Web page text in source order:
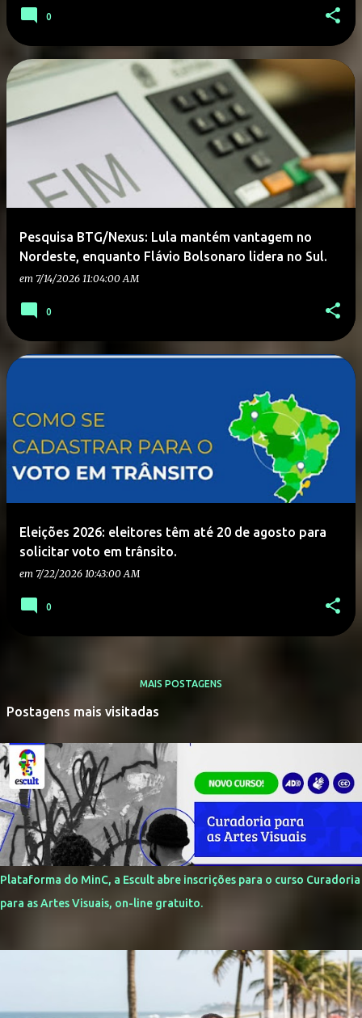
0
Pesquisa BTG/Nexus: Lula mantém vantagem no
Nordeste, enquanto Flávio Bolsonaro lidera no Sul.
em 7/14/2026 11:04:00 AM
0
Eleições 2026: eleitores têm até 20 de agosto para
solicitar voto em trânsito.
em 7/22/2026 10:43:00 AM
0
MAIS POSTAGENS
Postagens mais visitadas
Plataforma do MinC, a Escult abre inscrições para o curso Curadoria
para as Artes Visuais, on-line gratuito.